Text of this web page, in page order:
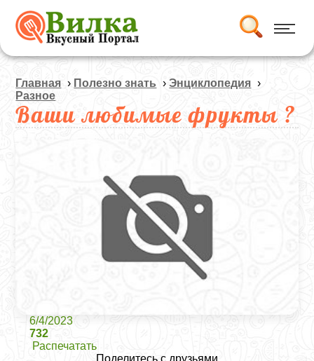
Главная › Полезно знать ›Энциклопедия ›
Разное
Ваши любимые фрукты ?
6/4/2023
732
Распечатать
Поделитесь с друзьями